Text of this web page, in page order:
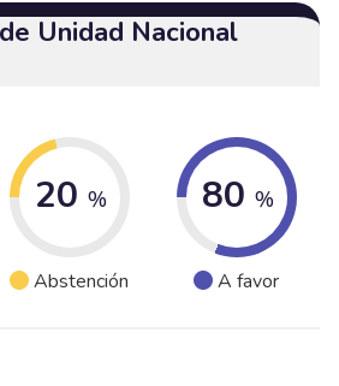
Unidad Nacional
20 %
Abstención
80 %
A favor